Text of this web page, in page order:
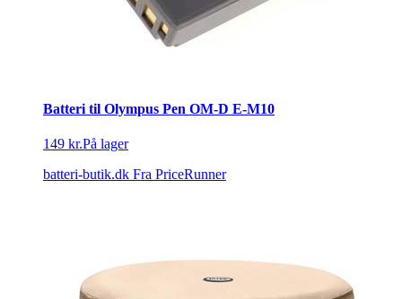
Batteri til Olympus Pen OM-D E-M10
149 kr.På lager
batteri-butik.dk Fra PriceRunner